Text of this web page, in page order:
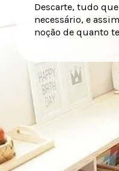
Descarte, tudo
necessário, e
noção de quanto